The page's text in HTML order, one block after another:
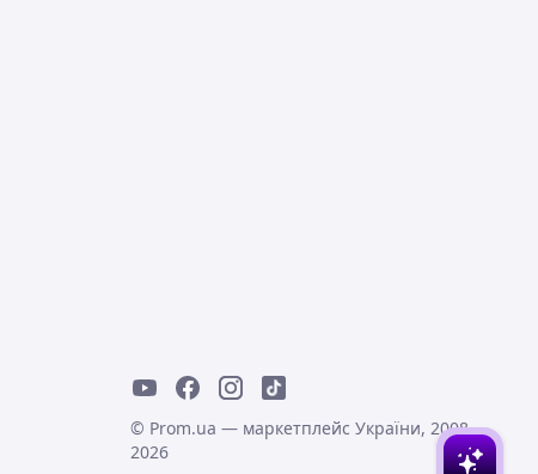
© Prom.ua — маркетплейс України, 2008-
2026